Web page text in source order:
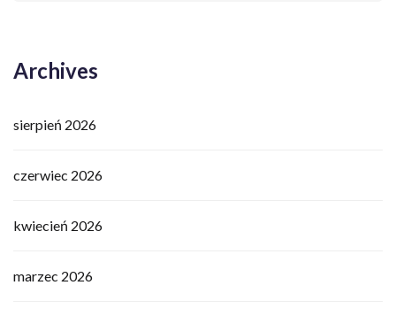
Archives
sierpień 2026
czerwiec 2026
kwiecień 2026
marzec 2026